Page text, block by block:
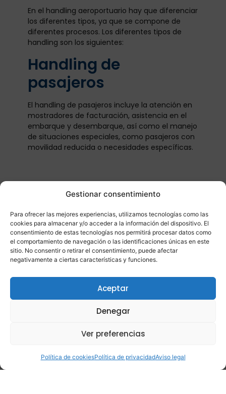
Gestionar consentimiento
Para ofrecer las mejores experiencias, utilizamos tecnologías como las
cookies para almacenar y/o acceder a la información del dispositivo. El
consentimiento de estas tecnologías nos permitirá procesar datos como
el comportamiento de navegación o las identificaciones únicas en este
sitio. No consentir o retirar el consentimiento, puede afectar
negativamente a ciertas características y funciones.
Aceptar
Denegar
Ver preferencias
Política de cookiesPolítica de privacidadAviso legal
En el handling aeroportuario hay que diferenciar
los diferentes tipos, ya que se compone de
diferentes procesos. Los diferentes tipos de
handling son los siguientes:
Handling de
pasajeros
El handling de pasajeros incluye la atención en
mostradores de facturación, asistencia en el
embarque y desembarque, así como el manejo
de situaciones especiales, como pasajeros con
movilidad reducida o necesidades específicas.
Handling de equipaje
y carga
Este servicio gestiona la recepción,
clasificación, transporte y entrega del equipaje
de los pasajeros, además del manejo de carga
y mercancías. Es crucial para evitar retrasos y
Handling de rampa
actividades que se realizan en el área de